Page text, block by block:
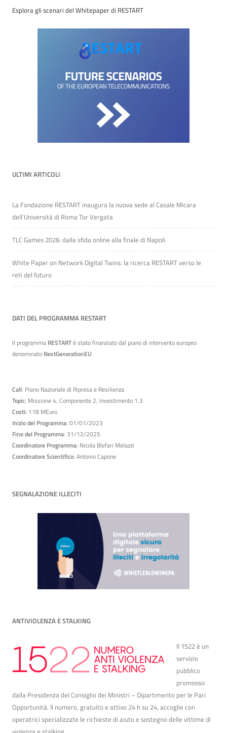
Esplora gli scenari del Whitepaper di RESTART
ULTIMI ARTICOLI
La Fondazione RESTART inaugura la nuova sede al Casale Micara
dell’Università di Roma Tor Vergata
TLC Games 2026: dalla sfida online alla finale di Napoli
White Paper on Network Digital Twins: la ricerca RESTART verso le
reti del futuro
DATI DEL PROGRAMMA RESTART
Il programma RESTARTè stato finanziato dal piano di intervento europeo
denominato NextGenerationEU
Call: Piano Nazionale di Ripresa e Resilienza
Topic: Missione 4, Componente 2, Investimento 1.3
Costi: 118 MEuro
Inizio del Programma: 01/01/2023
Fine del Programma: 31/12/2025
Coordinatore Programma: Nicola Blefari Melazzi
Coordinatore Scientifico: Antonio Capone
SEGNALAZIONE ILLECITI
ANTIVIOLENZA E STALKING
Il 1522 è un
servizio
pubblico
promosso
dalla Presidenza del Consiglio dei Ministri – Dipartimento per le Pari
Opportunità. Il numero, gratuito e attivo 24 h su 24, accoglie con
operatrici specializzate le richieste di aiuto e sostegno delle vittime di